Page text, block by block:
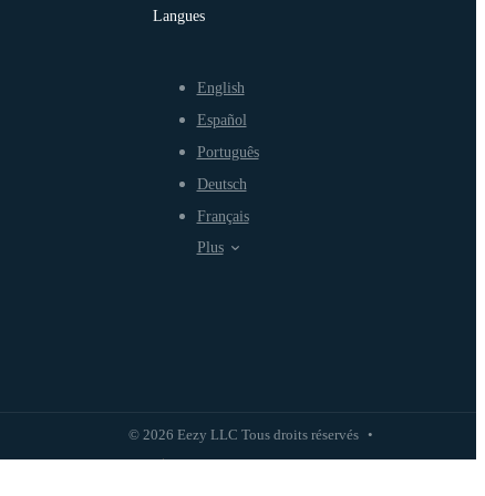
© 2026 Eezy LLC Tous droits réservés •
Langues
English
Español
Português
Deutsch
Français
Plus